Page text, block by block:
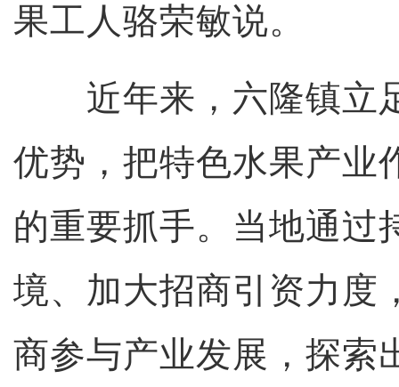
果工人骆荣敏说。
近年来，六隆镇立
优势，把特色水果产业
的重要抓手。当地通过
境、加大招商引资力度
商参与产业发展，探索